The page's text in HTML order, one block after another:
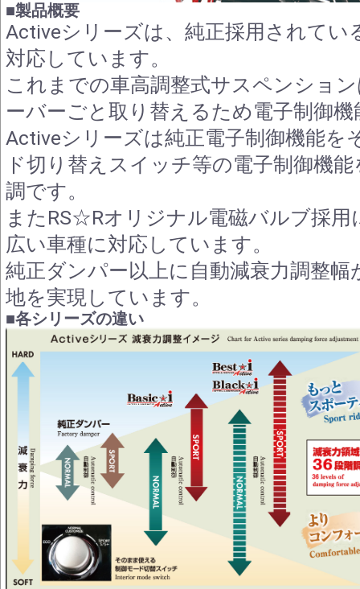
■製品概要
Activeシリーズは、純正採用されてい
対応しています。
これまでの車高調整式サスペンショ
ーバーごと取り替えるため電子制御
Activeシリーズは純正電子制御機能を
ド切り替えスイッチ等の電子制御機
調です。
またRS☆Rオリジナル電磁バルブ採用
広い車種に対応しています。
純正ダンパー以上に自動減衰力調整
地を実現しています。
■各シリーズの違い